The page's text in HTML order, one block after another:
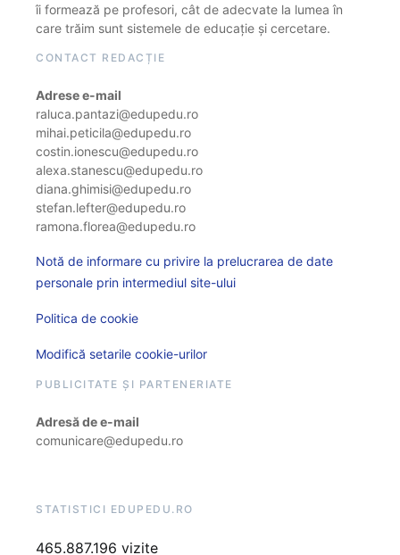
îi formează pe profesori, cât de adecvate la lumea în
care trăim sunt sistemele de educație și cercetare.
CONTACT REDACȚIE
Adrese e-mail
raluca.pantazi@edupedu.ro
mihai.peticila@edupedu.ro
costin.ionescu@edupedu.ro
alexa.stanescu@edupedu.ro
diana.ghimisi@edupedu.ro
stefan.lefter@edupedu.ro
ramona.florea@edupedu.ro
Notă de informare cu privire la prelucrarea de date
personale prin intermediul site-ului
Politica de cookie
Modifică setarile cookie-urilor
PUBLICITATE ȘI PARTENERIATE
Adresă de e-mail
comunicare@edupedu.ro
STATISTICI EDUPEDU.RO
465.887.196 vizite